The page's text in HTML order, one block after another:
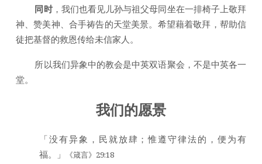
同时，我们也看见儿孙与祖父母同坐在一排椅子上敬拜
神、赞美神、合手祷告的天堂美景。希望藉着敬拜，帮助信
徒把基督的救恩传给未信家人。
所以我们异象中的教会是中英双语聚会，不是中英各一
堂。
我们的愿景
「没有异象，民就放肆；惟遵守律法的，便为有
福。」
《箴言》29:18